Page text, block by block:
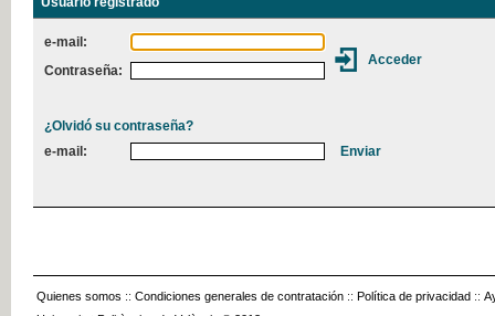
e-mail:
Contraseña:
¿Olvidó su contraseña?
e-mail:
Quienes somos :: Condiciones generales de contratación :: Política de privacidad ::